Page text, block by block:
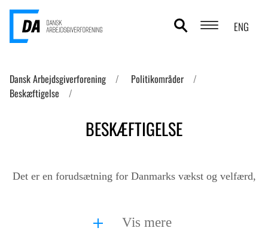
ENG
KONTAKT OG PRESSE
Dansk Arbejdsgiverforening
Politikområder
Beskæftigelse
BESKÆFTIGELSE
Det er en forudsætning for Danmarks vækst og velfærd,
Vis mere